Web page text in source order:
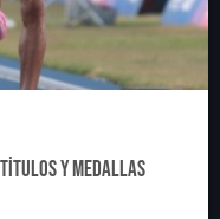
y medallas